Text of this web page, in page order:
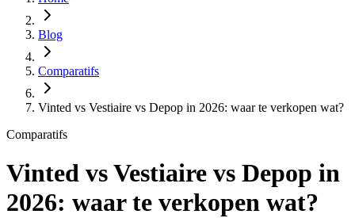
Blog
Comparatifs
Vinted vs Vestiaire vs Depop in 2026: waar te verkopen wat?
Comparatifs
Vinted vs Vestiaire vs Depop in
2026: waar te verkopen wat?